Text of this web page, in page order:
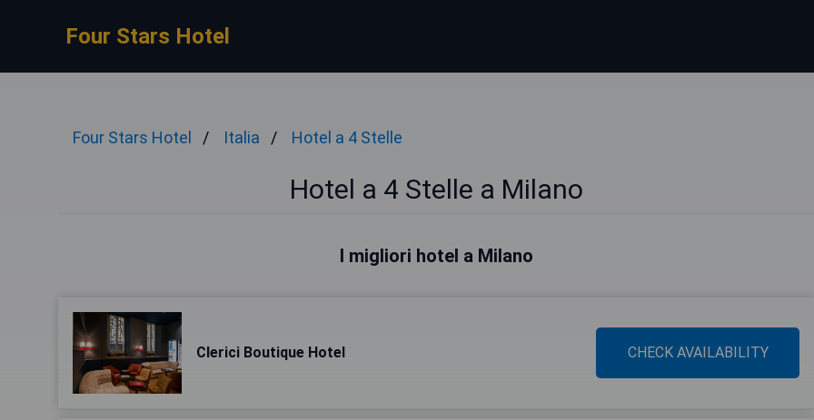
Four Stars Hotel
Four Stars Hotel Italia Hotel a 4 Stelle
Hotel a 4 Stelle a Milano
I migliori hotel a Milano
Clerici Boutique Hotel CHECK AVAILABILITY